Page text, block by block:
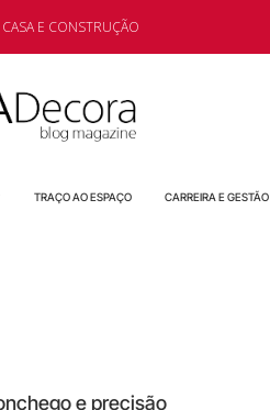
CASA E CONSTRUÇÃO
TRAÇO AO ESPAÇO CARREIRA E GESTÃO
e precisão